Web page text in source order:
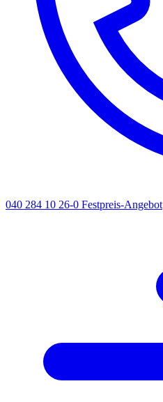
040 284 10 26-0 Festpreis-Angebot